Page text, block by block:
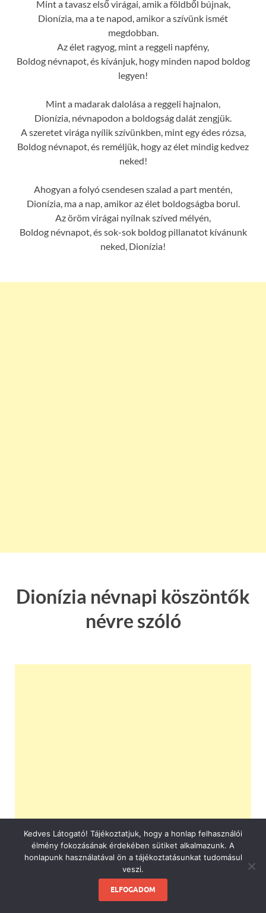
Mint a tavasz első virágai, amik a földből bújnak,
Dionízia, ma a te napod, amikor a szívünk ismét
megdobban.
Az élet ragyog, mint a reggeli napfény,
Boldog névnapot, és kívánjuk, hogy minden napod boldog
legyen!
Mint a madarak dalolása a reggeli hajnalon,
Dionízia, névnapodon a boldogság dalát zengjük.
A szeretet virága nyílik szívünkben, mint egy édes rózsa,
Boldog névnapot, és reméljük, hogy az élet mindig kedvez
neked!
Ahogyan a folyó csendesen szalad a part mentén,
Dionízia, ma a nap, amikor az élet boldogságba borul.
Az öröm virágai nyílnak szíved mélyén,
Boldog névnapot, és sok-sok boldog pillanatot kívánunk
neked, Dionízia!
Dionízia névnapi köszöntők
névre szóló
Kedves Látogató! Tájékoztatjuk, hogy a honlap felhasználói
élmény fokozásának érdekében sütiket alkalmazunk. A
honlapunk használatával ön a tájékoztatásunkat tudomásul
veszi.
ELFOGADOM